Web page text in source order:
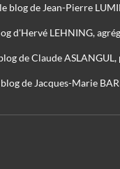
blog de Jean-Pierre
d'Hervé LEHNING,
de Claude
de Jacques-Marie